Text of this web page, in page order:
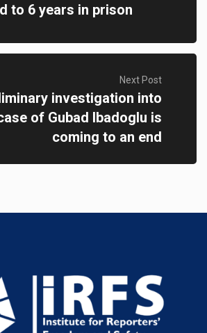
to 6 years in prison
Next Post
investigation into
of Gubad Ibadoglu is
coming to an end